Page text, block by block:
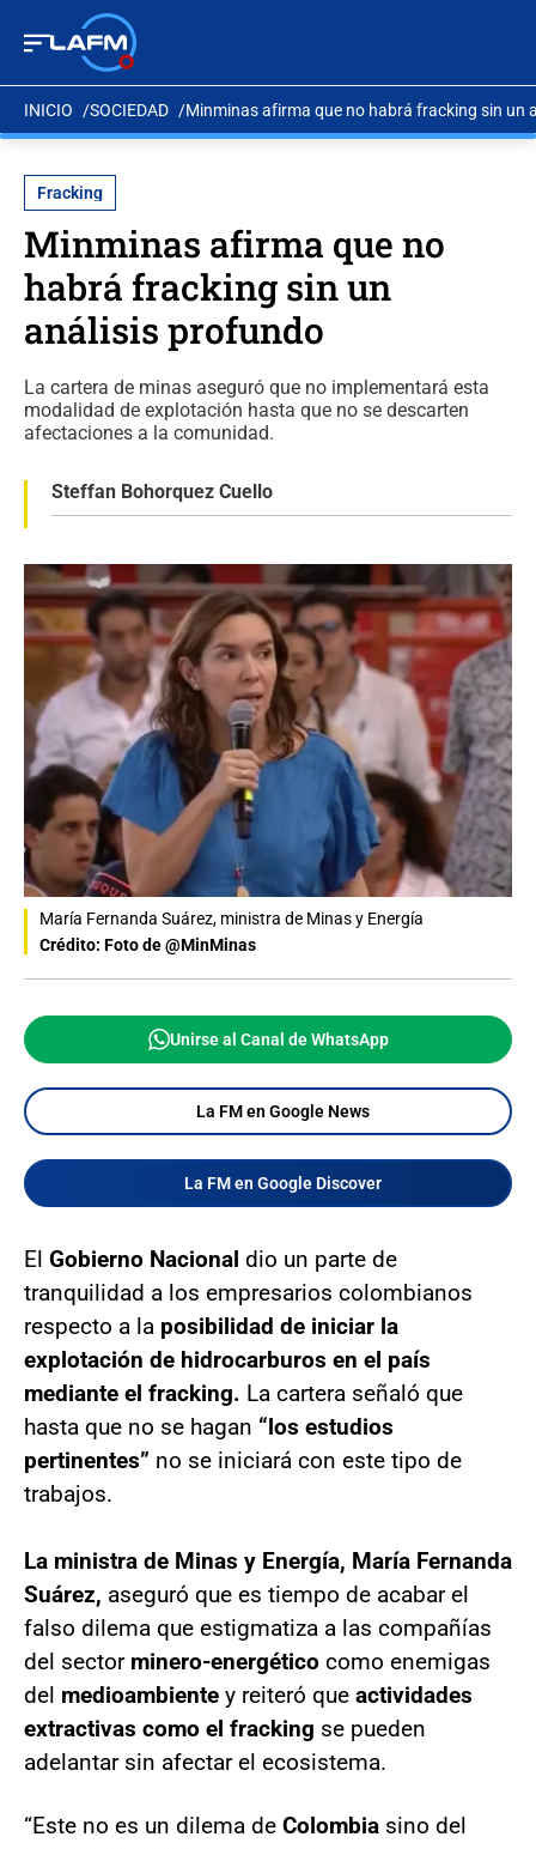
INICIO SOCIEDAD Minminas afirma que no habrá fracking sin un
Fracking
Minminas afirma que no
habrá fracking sin un
análisis profundo
La cartera de minas aseguró que no implementará esta
modalidad de explotación hasta que no se descarten
afectaciones a la comunidad.
Steffan Bohorquez Cuello
María Fernanda Suárez, ministra de Minas y Energía
Crédito: Foto de @MinMinas
Unirse al Canal de WhatsApp
La FM en Google News
La FM en Google Discover
El Gobierno Nacional dio un parte de
tranquilidad a los empresarios colombianos
respecto a la posibilidad de iniciar la
explotación de hidrocarburos en el país
mediante el fracking. La cartera señaló que
hasta que no se hagan “los estudios
pertinentes” no se iniciará con este tipo de
trabajos.
La ministra de Minas y Energía, María Fernanda
Suárez, aseguró que es tiempo de acabar el
falso dilema que estigmatiza a las compañías
del sectorminero-energético como enemigas
del medioambiente y reiteró que actividades
extractivas como el fracking se pueden
adelantar sin afectar el ecosistema.
“Este no es un dilema de Colombia sino del